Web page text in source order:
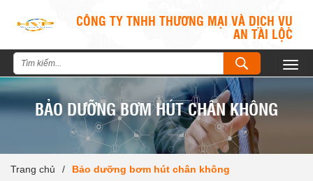
CÔNG TY TNHH THƯƠNG MẠI VÀ DỊCH VỤ
AN TÀI LỘC
BẢO DƯỠNG BƠM HÚT CHÂN KHÔNG
Trang chủ / Bảo dưỡng bơm hút chân không